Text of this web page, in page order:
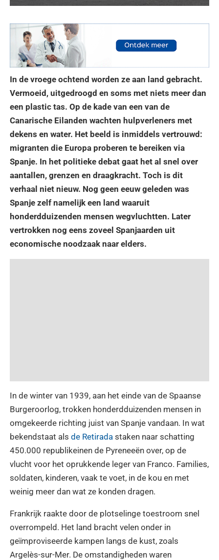
In de vroege ochtend worden ze aan land gebracht.
Vermoeid, uitgedroogd en soms met niets meer dan
een plastic tas. Op de kade van een van de
Canarische Eilanden wachten hulpverleners met
dekens en water. Het beeld is inmiddels vertrouwd:
migranten die Europa proberen te bereiken via
Spanje. In het politieke debat gaat het al snel over
aantallen, grenzen en draagkracht. Toch is dit
verhaal niet nieuw. Nog geen eeuw geleden was
Spanje zelf namelijk een land waaruit
honderdduizenden mensen wegvluchtten. Later
vertrokken nog eens zoveel Spanjaarden uit
economische noodzaak naar elders.
In de winter van 1939, aan het einde van de Spaanse
Burgeroorlog, trokken honderdduizenden mensen in
omgekeerde richting juist van Spanje vandaan. In wat
bekendstaat als de Retirada staken naar schatting
450.000 republikeinen de Pyreneeën over, op de
vlucht voor het oprukkende leger van Franco. Families,
soldaten, kinderen, vaak te voet, in de kou en met
weinig meer dan wat ze konden dragen.
Frankrijk raakte door de plotselinge toestroom snel
overrompeld. Het land bracht velen onder in
geïmproviseerde kampen langs de kust, zoals
Argelès-sur-Mer. De omstandigheden waren